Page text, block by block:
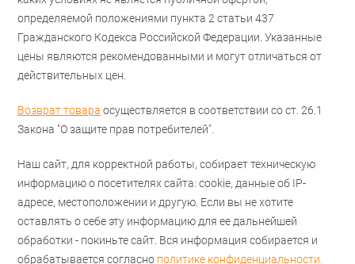
определяемой положениями пункта 2 статьи 437
Гражданского Кодекса Российской Федерации. Указанные
цены являются рекомендованными и могут отличаться от
действительных цен.
Возврат товара осуществляется в соответствии со ст. 26.1
Закона "О защите прав потребителей".
Наш сайт, для корректной работы, собирает техническую
информацию о посетителях сайта: cookie, данные об IP-
адресе, местоположении и другую. Если вы не хотите
оставлять о себе эту информацию для ее дальнейшей
обработки - покиньте сайт. Вся информация собирается и
обрабатывается согласно политике конфиденциальности.